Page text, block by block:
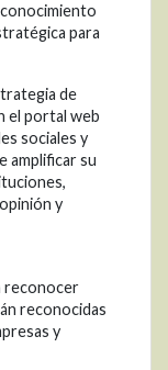
para
de
el portal web
sociales y
amplificar su
y
reconocer
reconocidas
y